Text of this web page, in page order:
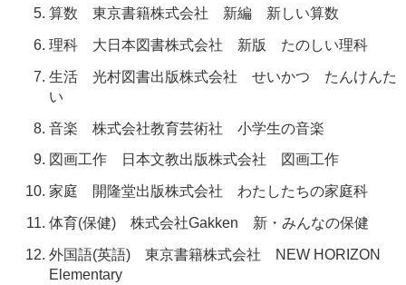
算数 東京書籍株式会社 新編 新しい算数
理科 大日本図書株式会社 新版 たのしい理科
生活 光村図書出版株式会社 せいかつ たんけんた
い
音楽 株式会社教育芸術社 小学生の音楽
図画工作 日本文教出版株式会社 図画工作
家庭 開隆堂出版株式会社 わたしたちの家庭科
体育(保健) 株式会社Gakken 新・みんなの保健
外国語(英語) 東京書籍株式会社 NEW HORIZON
Elementary